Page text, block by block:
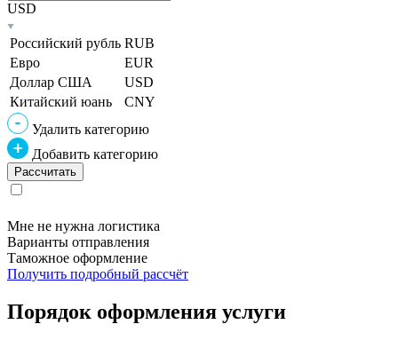
USD
Российский рубль RUB
Евро
EUR
Доллар США
USD
Китайский юань
CNY
Удалить категорию
Добавить категорию
Мне не нужна логистика
Варианты отправления
Таможное оформление
Получить подробный рассчёт
Порядок оформления услуги